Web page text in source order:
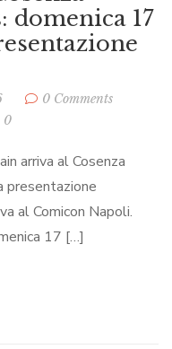
domenica 17
0 Comments
0
arriva al Cosenza
presentazione
al Comicon Napoli.
17 […]